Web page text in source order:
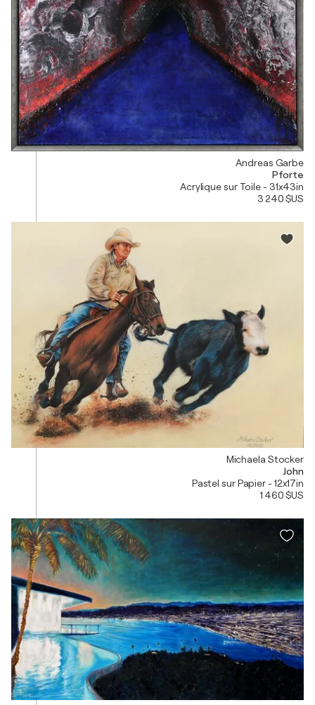
Andreas Garbe
Pforte
Acrylique sur Toile - 31x43in
3 240 $US
Michaela Stocker
John
Pastel sur Papier - 12x17in
1 460 $US